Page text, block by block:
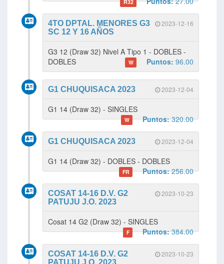
R32
2023-12-16
4TO DPTAL. MENORES G3
SC 12 Y 16 AÑOS
G3 12 (Draw 32) Nivel A Tipo 1 - DOBLES -
DOBLES
W Puntos: 96.00
2023-12-04
G1 CHUQUISACA 2023
G1 14 (Draw 32) - SINGLES
W Puntos:320.00
2023-12-04
G1 CHUQUISACA 2023
G1 14 (Draw 32) - DOBLES - DOBLES
FR Puntos:256.00
2023-10-23
COSAT 14-16 D.V. G2
PATUJU J.O. 2023
Cosat 14 G2 (Draw 32) - SINGLES
F Puntos:384.00
2023-10-23
COSAT 14-16 D.V. G2
PATUJU J.O. 2023